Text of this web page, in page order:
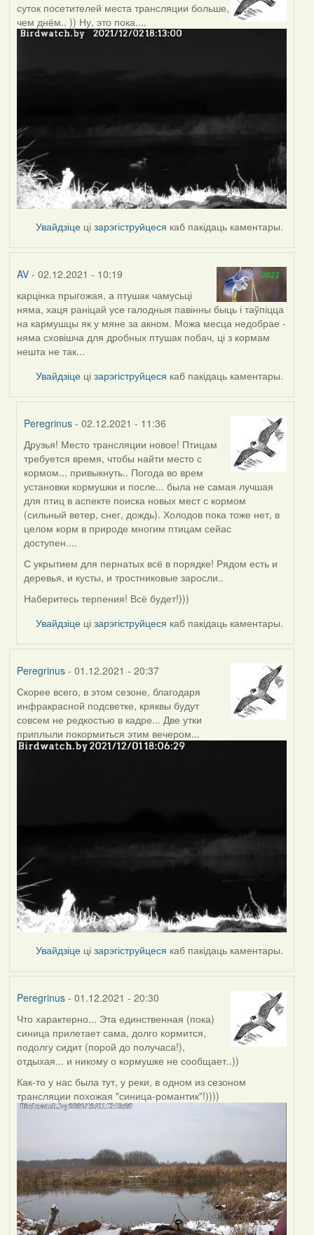
суток посетителей места трансляции больше,
чем днём.. )) Ну, это пока....
Увайдзіце цізарэгіструйцеся каб пакідаць каментары.
AV- 02.12.2021 - 10:19
карцінка прыгожая, а птушак чамусьці
няма, хаця раніцай усе галодныя павінны быць і таўпіцца
на кармушцы як у мяне за акном. Можа месца недобрае -
няма сховішча для дробных птушак побач, ці з кормам
нешта не так...
Увайдзіце цізарэгіструйцеся каб пакідаць каментары.
Peregrinus - 02.12.2021 - 11:36
In
reply
to
by
AV
Друзья! Место трансляции новое! Птицам
требуется время, чтобы найти место с
кормом... привыкнуть.. Погода во врем
установки кормушки и после... была не самая лучшая
для птиц в аспекте поиска новых мест с кормом
(сильный ветер, снег, дождь). Холодов пока тоже нет, в
целом корм в природе многим птицам сейас
доступен....
С укрытием для пернатых всё в порядке! Рядом есть и
деревья, и кусты, и тростниковые заросли..
Наберитесь терпения! Всё будет!)))
Увайдзіце цізарэгіструйцеся каб пакідаць каментары.
Peregrinus- 01.12.2021 - 20:37
Скорее всего, в этом сезоне, благодаря
инфракрасной подсветке, кряквы будут
совсем не редкостью в кадре... Две утки
приплыли покормиться этим вечером...
Увайдзіце цізарэгіструйцеся каб пакідаць каментары.
Peregrinus- 01.12.2021 - 20:30
Что характерно... Эта единственная (пока)
синица прилетает сама, долго кормится,
подолгу сидит (порой до получаса!),
отдыхая... и никому о кормушке не сообщает..))
Как-то у нас была тут, у реки, в одном из сезоном
трансляции похожая "синица-романтик"!))))